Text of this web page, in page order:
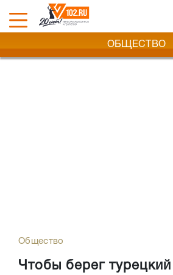
ОБЩЕСТВО
Общество
Чтобы берег турецкий